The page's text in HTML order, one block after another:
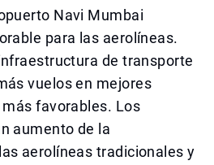
Navi Mumbai
para las aerolíneas.
de transporte
vuelos en mejores
favorables. Los
aumento de la
aerolíneas tradicionales y